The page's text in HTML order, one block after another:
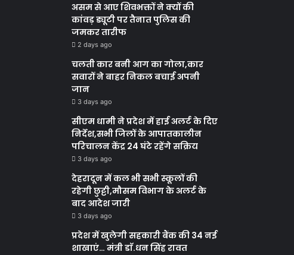
असम से आए शिवभक्तों ने क्यों की
कांवड़ ड्यूटी पर तैनात पुलिस की
जमकर तारीफ
2 days ago
चलती कार बनी आग का गोला,कार
सवारों ने बाहर निकल बचाई अपनी
जान
3 days ago
सीएम धामी ने प्रदेश में हाई अलर्ट के दिए
निर्देश,सभी जिलों के आपातकालीन
परिचालन केंद्र 24 घंटे रहेंगे सक्रिय
3 days ago
देहरादून में कल भी सभी स्कूलों की
रहेगी छुट्टी,मौसम विभाग के अलर्ट के
बाद आदेश जारी
3 days ago
प्रदेश में खुलेगी सहकारी बैंक की 34 नई
शाखाएं… मंत्री डाॅ.धन सिंह रावत